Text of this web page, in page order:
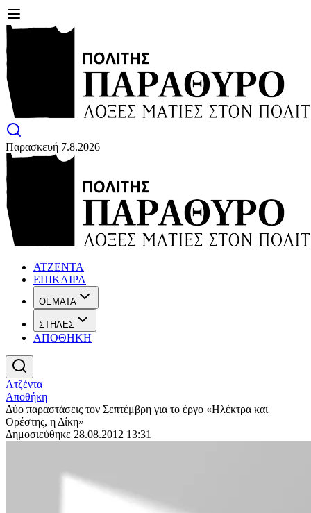
Παρασκευή 7.8.2026
ΑΤΖΕΝΤΑ
ΕΠΙΚΑΙΡΑ
ΘΕΜΑΤΑ
ΣΤΗΛΕΣ
ΑΠΟΘΗΚΗ
Ατζέντα
Αποθήκη
Δύο παραστάσεις τον Σεπτέμβρη για το έργο «Ηλέκτρα και
Ορέστης, η Δίκη»
Δημοσιεύθηκε 28.08.2012 13:31